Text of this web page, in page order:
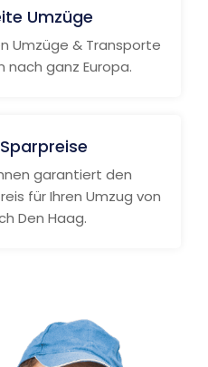
Umzüge
Umzüge & Transporte
nach ganz Europa.
garantiert den
für Ihren Umzug von
Den Haag.